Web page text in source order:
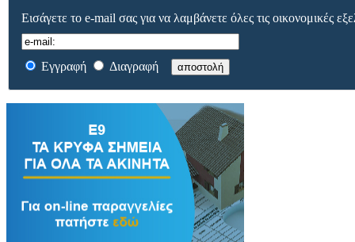
Εισάγετε το e-mail σας για να λαμβάνετε όλες τις οικονομικές
Εγγραφή Διαγραφή αποστολή